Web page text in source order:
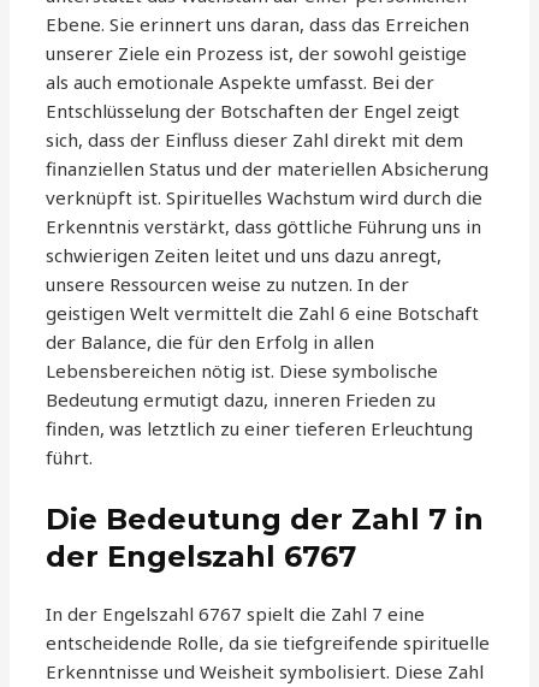
Ebene. Sie erinnert uns daran, dass das Erreichen
unserer Ziele ein Prozess ist, der sowohl geistige
als auch emotionale Aspekte umfasst. Bei der
Entschlüsselung der Botschaften der Engel zeigt
sich, dass der Einfluss dieser Zahl direkt mit dem
finanziellen Status und der materiellen Absicherung
verknüpft ist. Spirituelles Wachstum wird durch die
Erkenntnis verstärkt, dass göttliche Führung uns in
schwierigen Zeiten leitet und uns dazu anregt,
unsere Ressourcen weise zu nutzen. In der
geistigen Welt vermittelt die Zahl 6 eine Botschaft
der Balance, die für den Erfolg in allen
Lebensbereichen nötig ist. Diese symbolische
Bedeutung ermutigt dazu, inneren Frieden zu
finden, was letztlich zu einer tieferen Erleuchtung
führt.
Die Bedeutung der Zahl 7 in
der Engelszahl 6767
In der Engelszahl 6767 spielt die Zahl 7 eine
entscheidende Rolle, da sie tiefgreifende spirituelle
Erkenntnisse und Weisheit symbolisiert. Diese Zahl